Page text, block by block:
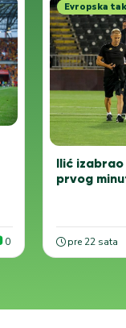
0
Evropska
Ilić izabrao
prvog
pre 22 sata